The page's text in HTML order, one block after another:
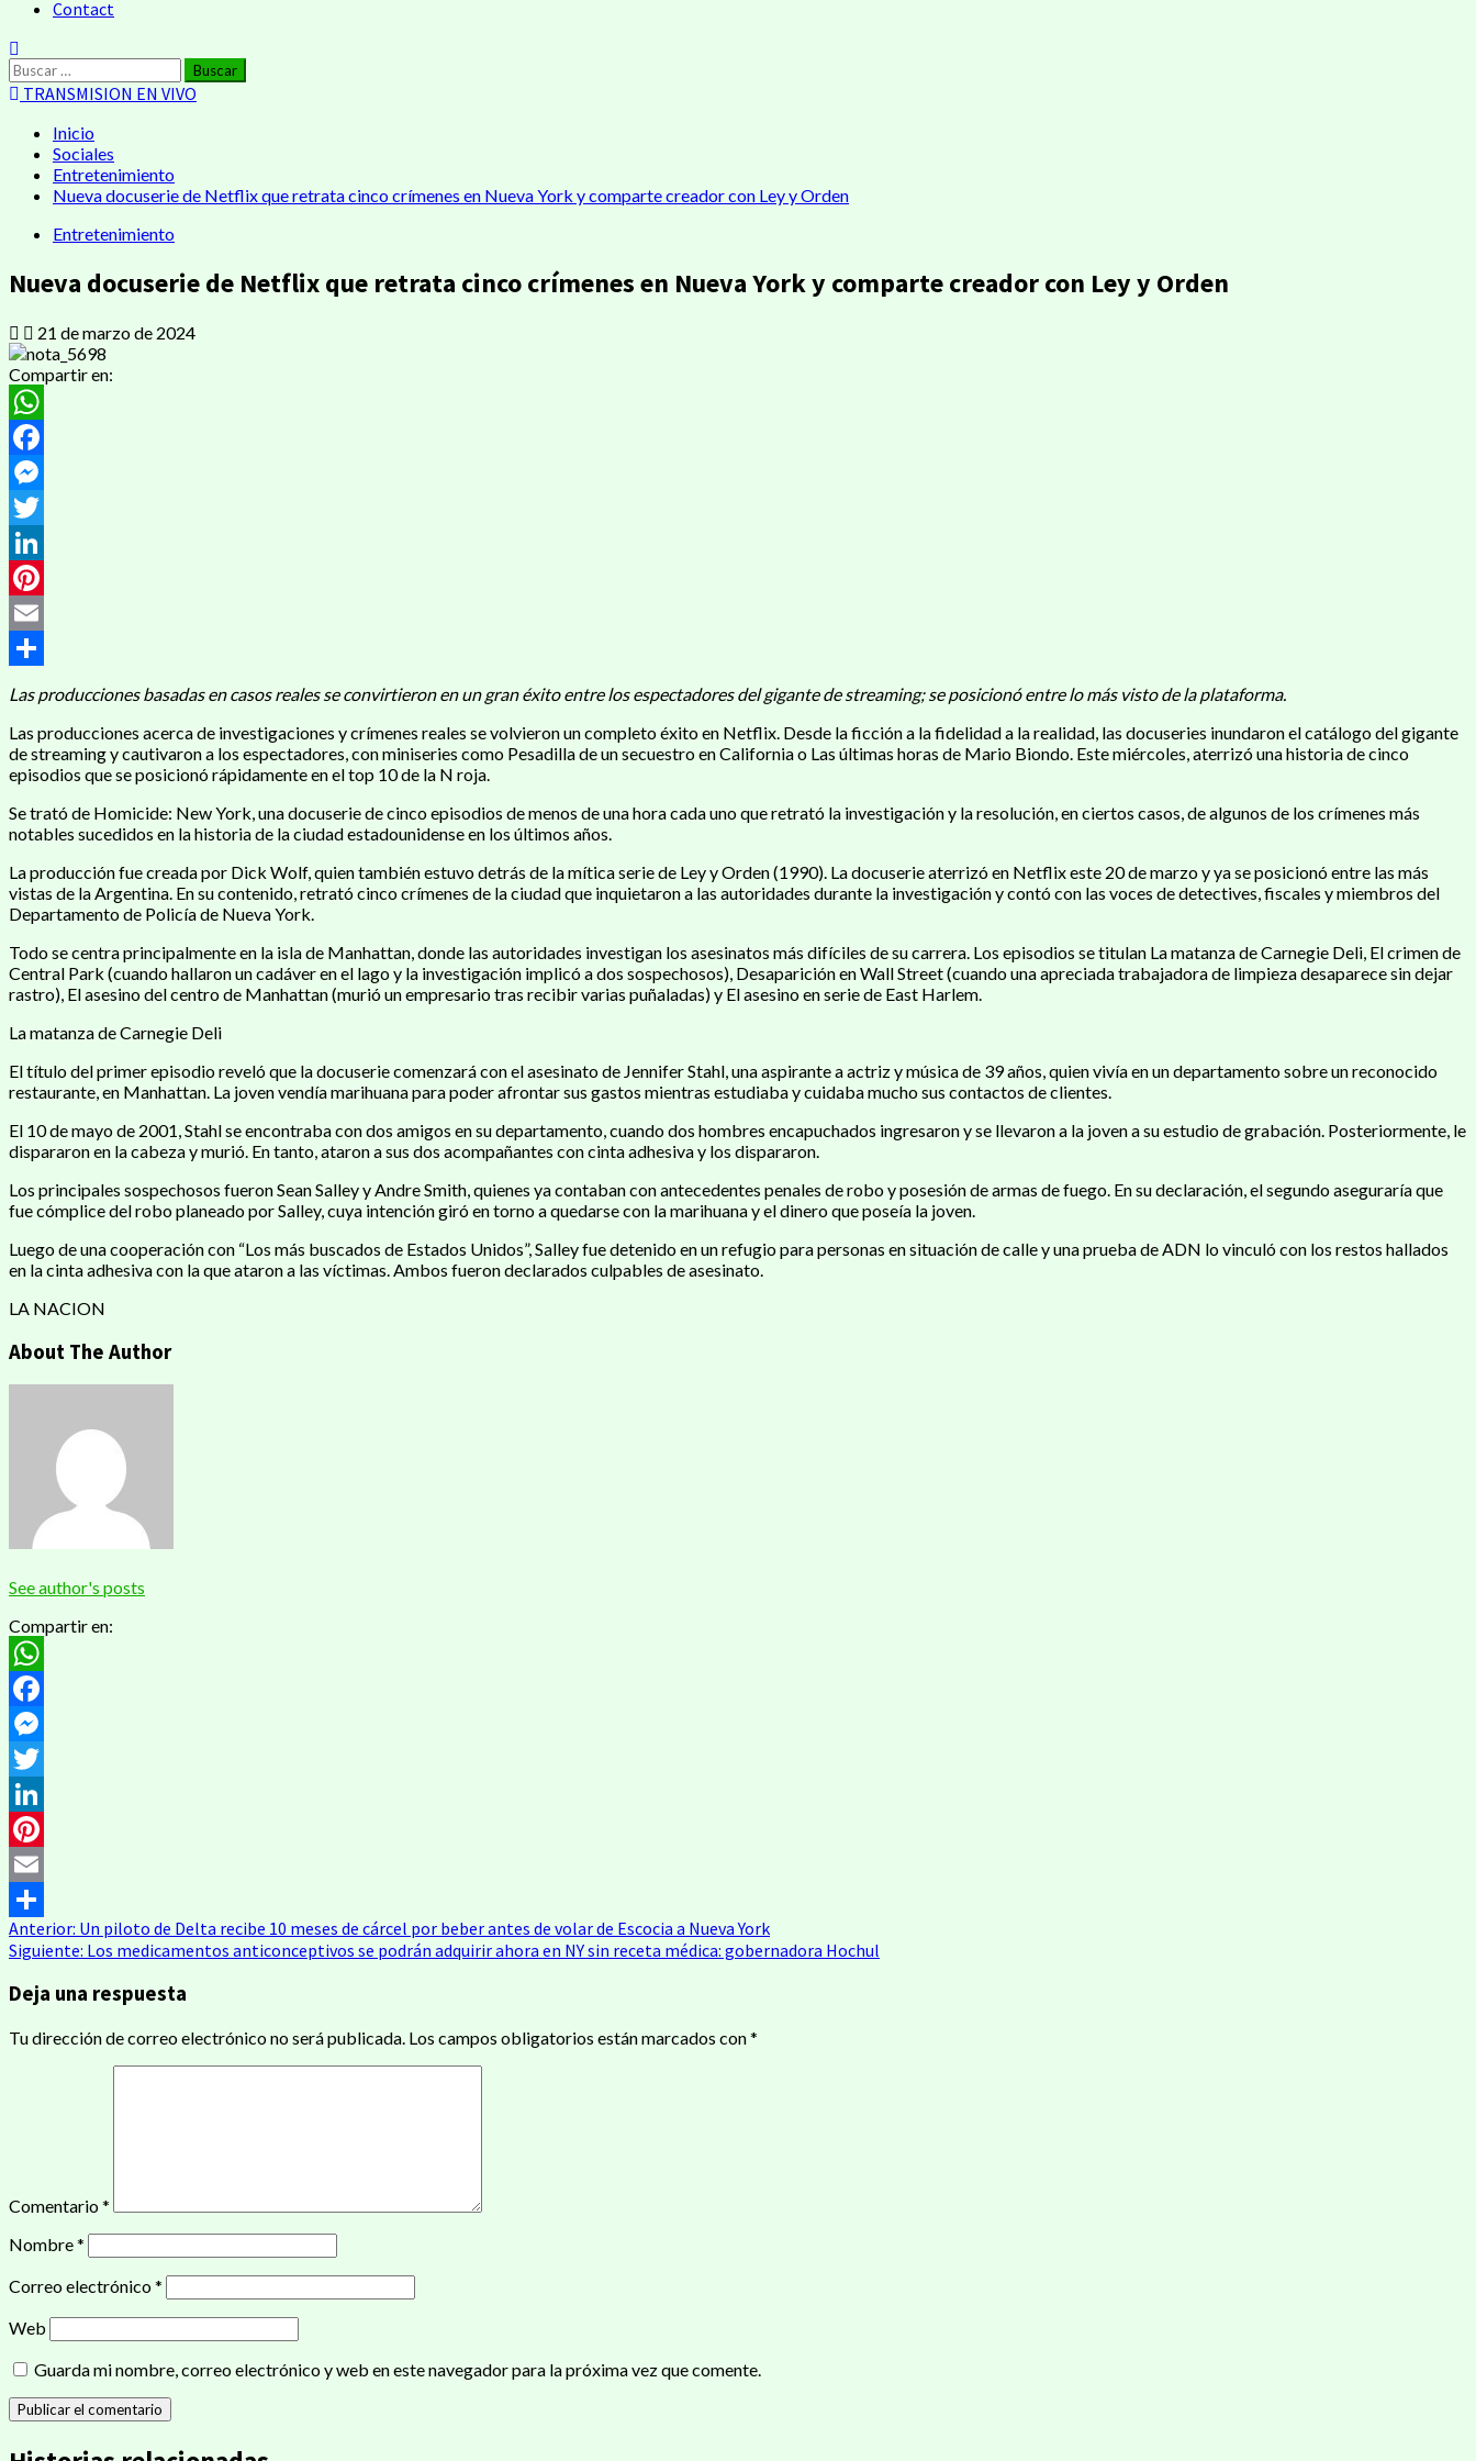
Contact
Buscar:
TRANSMISION EN VIVO
Inicio
Sociales
Entretenimiento
Nueva docuserie de Netflix que retrata cinco crímenes en Nueva York y comparte creador con Ley y Orden
Entretenimiento
Nueva docuserie de Netflix que retrata cinco crímenes en Nueva York y comparte creador con Ley y Orden
21 de marzo de 2024
Compartir en:
WhatsApp
Facebook
Messenger
Twitter
LinkedIn
Pinterest
Email
Compartir
Las producciones basadas en casos reales se convirtieron en un gran éxito entre los espectadores del gigante de streaming; se posicionó entre lo más visto de la plataforma.
Las producciones acerca de investigaciones y crímenes reales se volvieron un completo éxito en Netflix. Desde la ficción a la fidelidad a la realidad, las docuseries inundaron el catálogo del gigante
de streaming y cautivaron a los espectadores, con miniseries como Pesadilla de un secuestro en California o Las últimas horas de Mario Biondo. Este miércoles, aterrizó una historia de cinco
episodios que se posicionó rápidamente en el top 10 de la N roja.
Se trató de Homicide: New York, una docuserie de cinco episodios de menos de una hora cada uno que retrató la investigación y la resolución, en ciertos casos, de algunos de los crímenes más
notables sucedidos en la historia de la ciudad estadounidense en los últimos años.
La producción fue creada por Dick Wolf, quien también estuvo detrás de la mítica serie de Ley y Orden (1990). La docuserie aterrizó en Netflix este 20 de marzo y ya se posicionó entre las más
vistas de la Argentina. En su contenido, retrató cinco crímenes de la ciudad que inquietaron a las autoridades durante la investigación y contó con las voces de detectives, fiscales y miembros del
Departamento de Policía de Nueva York.
Todo se centra principalmente en la isla de Manhattan, donde las autoridades investigan los asesinatos más difíciles de su carrera. Los episodios se titulan La matanza de Carnegie Deli, El crimen de
Central Park (cuando hallaron un cadáver en el lago y la investigación implicó a dos sospechosos), Desaparición en Wall Street (cuando una apreciada trabajadora de limpieza desaparece sin dejar
rastro), El asesino del centro de Manhattan (murió un empresario tras recibir varias puñaladas) y El asesino en serie de East Harlem.
La matanza de Carnegie Deli
El título del primer episodio reveló que la docuserie comenzará con el asesinato de Jennifer Stahl, una aspirante a actriz y música de 39 años, quien vivía en un departamento sobre un reconocido
restaurante, en Manhattan. La joven vendía marihuana para poder afrontar sus gastos mientras estudiaba y cuidaba mucho sus contactos de clientes.
El 10 de mayo de 2001, Stahl se encontraba con dos amigos en su departamento, cuando dos hombres encapuchados ingresaron y se llevaron a la joven a su estudio de grabación. Posteriormente, le
dispararon en la cabeza y murió. En tanto, ataron a sus dos acompañantes con cinta adhesiva y los dispararon.
Los principales sospechosos fueron Sean Salley y Andre Smith, quienes ya contaban con antecedentes penales de robo y posesión de armas de fuego. En su declaración, el segundo aseguraría que
fue cómplice del robo planeado por Salley, cuya intención giró en torno a quedarse con la marihuana y el dinero que poseía la joven.
Luego de una cooperación con “Los más buscados de Estados Unidos”, Salley fue detenido en un refugio para personas en situación de calle y una prueba de ADN lo vinculó con los restos hallados
en la cinta adhesiva con la que ataron a las víctimas. Ambos fueron declarados culpables de asesinato.
LA NACION
About The Author
See author's posts
Compartir en:
WhatsApp
Facebook
Messenger
Twitter
LinkedIn
Pinterest
Email
Compartir
Navegación
de
entradas
Anterior: Un piloto de Delta recibe 10 meses de cárcel por beber antes de volar de Escocia a Nueva York
Siguiente: Los medicamentos anticonceptivos se podrán adquirir ahora en NY sin receta médica: gobernadora Hochul
Deja una respuesta
Tu dirección de correo electrónico no será publicada. Los campos obligatorios están marcados con*
Comentario*
Nombre*
Correo electrónico*
Web
Guarda mi nombre, correo electrónico y web en este navegador para la próxima vez que comente.